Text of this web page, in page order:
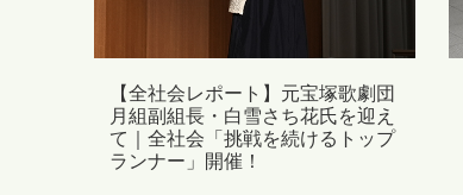
【全社会レポート】元宝塚歌劇団
月組副組長・白雪さち花氏を迎え
て｜全社会「挑戦を続けるトップ
ランナー」開催！